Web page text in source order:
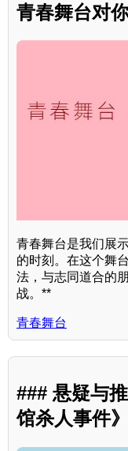
青春舞台对
青春舞台是我们展
的时刻。在这个舞
法，与志同道合的
战。**
青春舞台
### 悬疑与
馆杀人事件